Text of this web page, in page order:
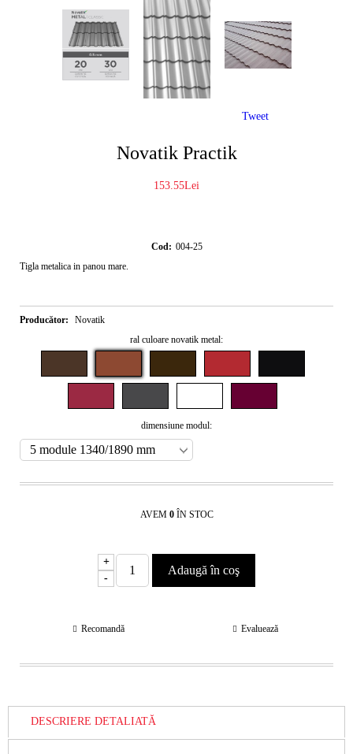
Novatik Practik
153.55Lei
Cod: 004-25
Tigla metalica in panou mare.
Producător:
Novatik
ral culoare novatik metal:
dimensiune modul:
AVEM 0 ÎN STOC
+
-
Recomandă Evaluează
Tweet
DESCRIERE DETALIATĂ